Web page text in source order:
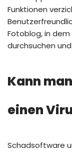
Funktionen
Fotoblog, in dem
durchsuchen
Kann
einen
Schadsoftware